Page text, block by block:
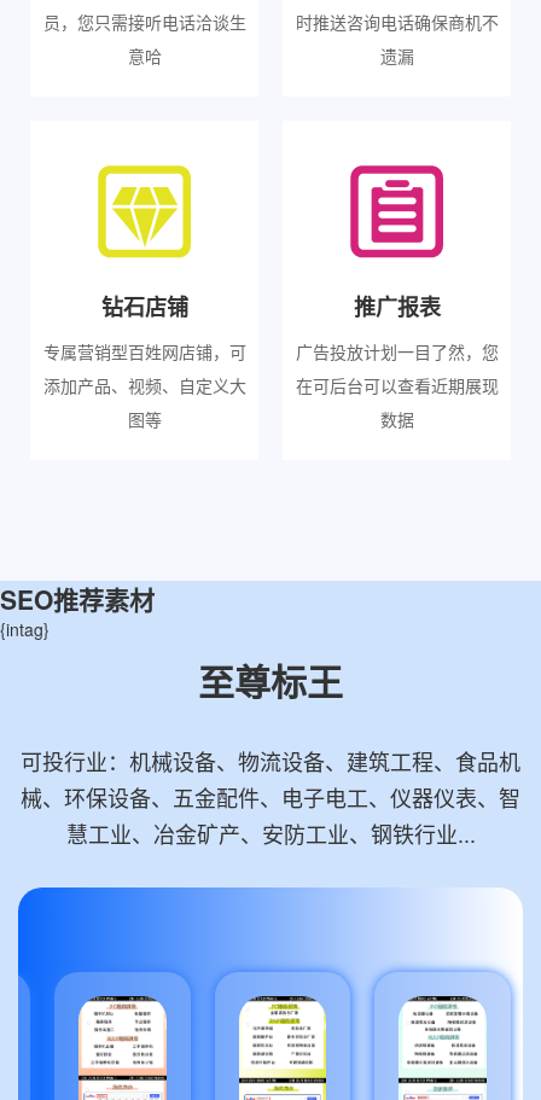
员，您只需接听电话洽谈生
意哈
时推送咨询电话确保商机不
遗漏
钻石店铺
专属营销型百姓网店铺，可
添加产品、视频、自定义大
图等
推广报表
广告投放计划一目了然，您
在可后台可以查看近期展现
数据
SEO推荐素材
{intag}
至尊标王
可投行业：机械设备、物流设备、建筑工程、食品机
械、环保设备、五金配件、电子电工、仪器仪表、智
慧工业、冶金矿产、安防工业、钢铁行业...